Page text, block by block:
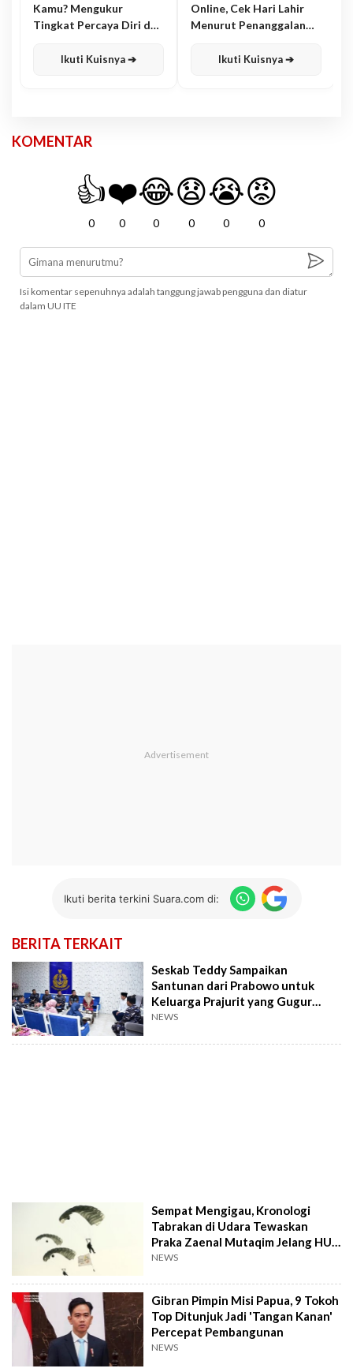
Kamu? Mengukur
Tingkat Percaya Diri dan
Ikuti Kuisnya ➔
Online, Cek Hari Lahir
Menurut Penanggalan
Ikuti Kuisnya ➔
KOMENTAR
👍
0
❤️
0
😂
0
😧
0
😭
0
😡
0
Isi komentar sepenuhnya adalah tanggung jawab pengguna dan diatur
dalam UU ITE
Ikuti berita terkini Suara.com di:
BERITA TERKAIT
Seskab Teddy Sampaikan
Santunan dari Prabowo untuk
Keluarga Prajurit yang Gugur
Jelang HUT ke-80 TNI
NEWS
Sempat Mengigau, Kronologi
Tabrakan di Udara Tewaskan
Praka Zaenal Mutaqim Jelang HUT
TNI
NEWS
Gibran Pimpin Misi Papua, 9 Tokoh
Top Ditunjuk Jadi 'Tangan Kanan'
Percepat Pembangunan
NEWS